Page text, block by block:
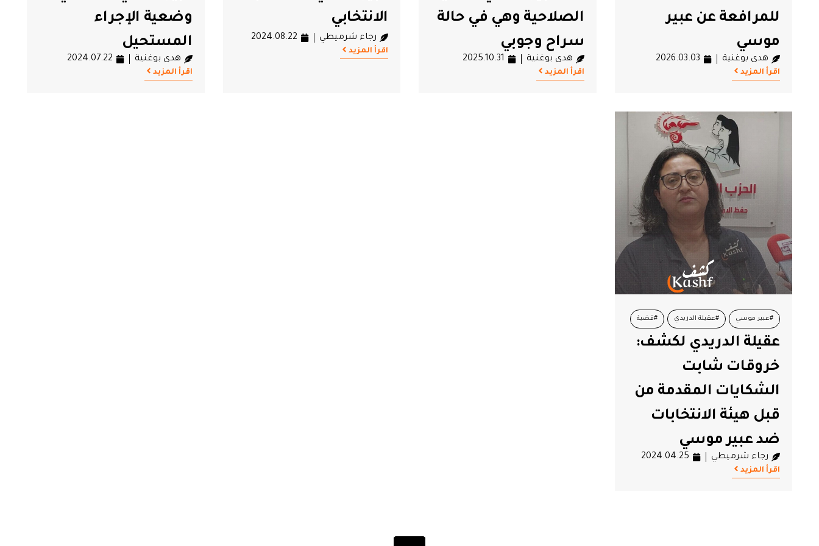
للمرافعة عن عبير
موسي
هدى بوغنية 2026.03.03
اقرأ المزيد
الصلاحية وهي في حالة
سراح وجوبي
هدى بوغنية 2025.10.31
اقرأ المزيد
الانتخابي
رجاء شرميطي 2024.08.22
اقرأ المزيد
وضعية الإجراء
المستحيل
هدى بوغنية 2024.07.22
اقرأ المزيد
#عبير موسي #عقيلة الدريدي #قضية
#هيئة الانتخابات
عقيلة الدريدي لكشف:
خروقات شابت
الشكايات المقدمة من
قبل هيئة الانتخابات
ضد عبير موسي
رجاء شرميطي 2024.04.25
اقرأ المزيد